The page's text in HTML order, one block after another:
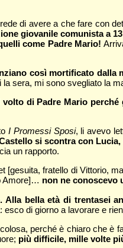
di avere a che fare con
giovanile comunista a
come Padre Mario!
così mortificato
sera, mi sono svegliato la
di Padre Mario
I Promessi Sposi, li avevo
si scontra con
un rapporto.
[gesuita, fratello di Vittorio,
Amore]… non ne conoscevo
bella età di trentasei
di giorno a lavorare e
perché è chiaro che
più difficile, mille volte